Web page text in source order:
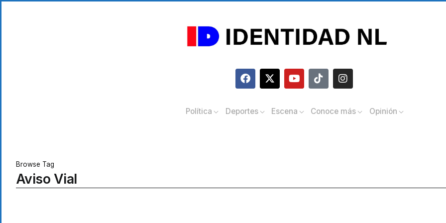
Política Deportes Escena Conoce más Opinión
Browse Tag
Aviso Vial